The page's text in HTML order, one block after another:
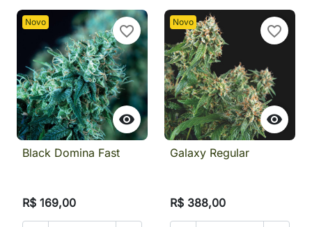
Novo

favorite_border
Black Domina Fast
R$ 169,00
Novo

favorite_border
Galaxy Regular
R$ 388,00